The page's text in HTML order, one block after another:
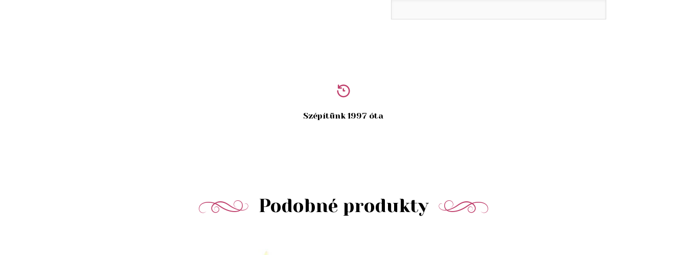
Szépítünk 1997 óta
Podobné produkty